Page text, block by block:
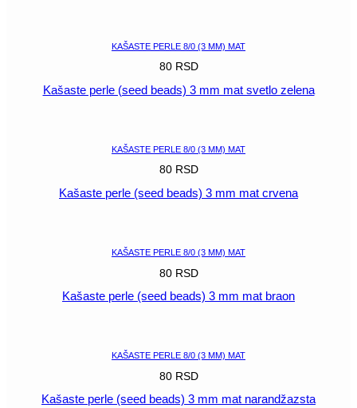
KAŠASTE PERLE 8/0 (3 MM) MAT
80 RSD
Kašaste perle (seed beads) 3 mm mat svetlo zelena
KAŠASTE PERLE 8/0 (3 MM) MAT
80 RSD
Kašaste perle (seed beads) 3 mm mat crvena
KAŠASTE PERLE 8/0 (3 MM) MAT
80 RSD
Kašaste perle (seed beads) 3 mm mat braon
KAŠASTE PERLE 8/0 (3 MM) MAT
80 RSD
Kašaste perle (seed beads) 3 mm mat narandžazsta